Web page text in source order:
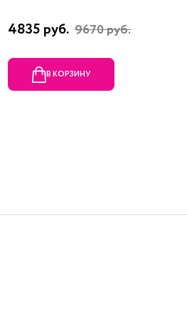
4835 руб. 9670 руб.
В КОРЗИНУ